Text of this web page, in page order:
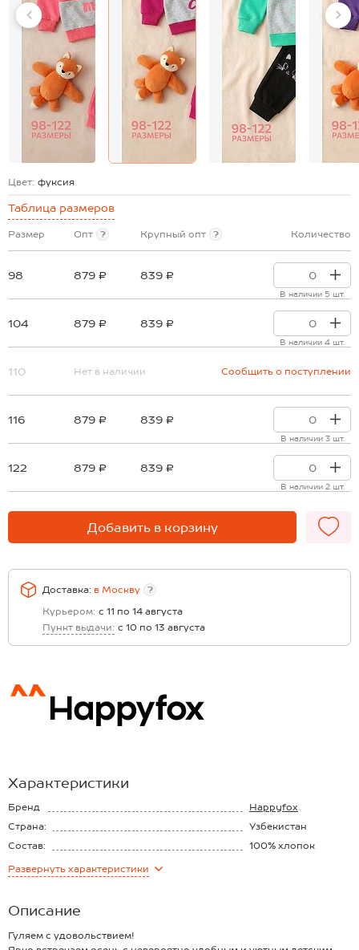
Цвет: фуксия
Таблица размеров
Размер Опт ? Крупный опт ? Количество
98 879 ₽ 839 ₽
В наличии 5 шт.
104 879 ₽ 839 ₽
В наличии 4 шт.
110 Нет в наличии Сообщить о поступлении
116 879 ₽ 839 ₽
В наличии 3 шт.
122 879 ₽ 839 ₽
В наличии 2 шт.
Добавить в корзину
Доставка: в Москву
?
Курьером: с 11 по 14 августа
Пункт выдачи: с 10 по 13 августа
Характеристики
Бренд
Happyfox
Страна:
Узбекистан
Состав:
100% хлопок
Материал:
Развернуть характеристики
Описание
Гуляем с удовольствием!